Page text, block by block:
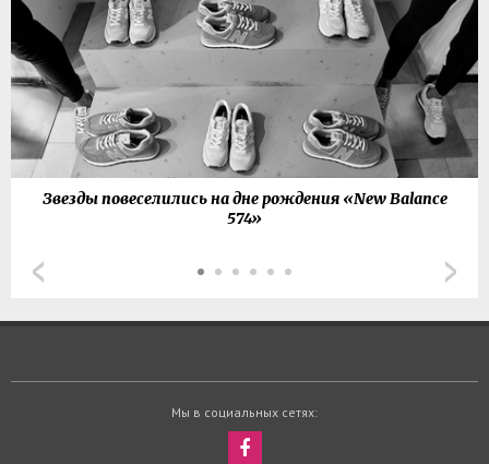
Звезды повеселились на дне рождения «New Balance
574»
Мы в социальных сетях: